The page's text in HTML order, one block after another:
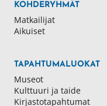
KOHDERYHMÄT
Matkailijat
Aikuiset
TAPAHTUMALUOKAT
Museot
Kulttuuri ja taide
Kirjastotapahtumat